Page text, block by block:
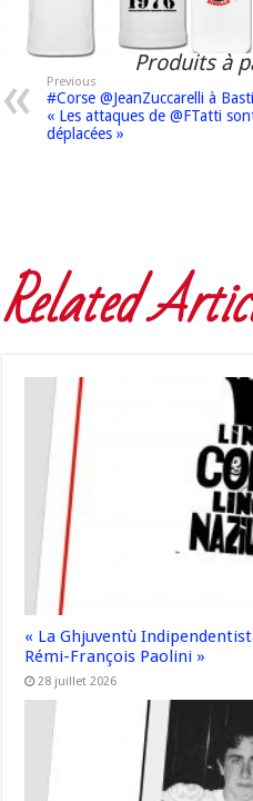
Produits à
Previous
#Corse @JeanZuccarelli à
« Les attaques de @FTatti
déplacées »
Related
« La Ghjuventù
Rémi-François Paolini »
28 juillet 2026